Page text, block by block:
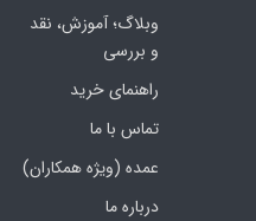
وبلاگ؛ آموزش، نقد
و بررسی
راهنمای خرید
تماس با ما
عمده (ویژه همکاران)
درباره ما